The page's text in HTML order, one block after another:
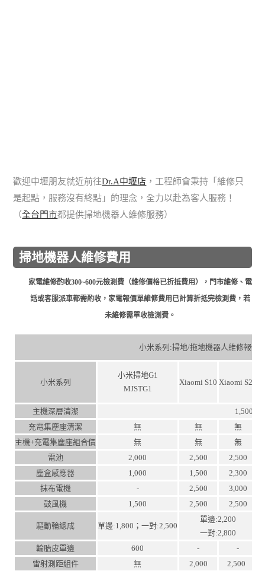
歡迎中壢朋友就近前往Dr.A中壢店 ，工程師會秉持「維修只
是起點，服務沒有終點」的理念，全力以赴為客人服務！
（全台門市都提供掃地機器人維修服務）
掃地機器人維修費用
家電維修酌收300~600元檢測費（維修價格已折抵費用），門市維修、電
話或客服派車都需酌收，家電報價單維修費用已計算折抵完檢測費，若
未維修需單收檢測費。
小米系列:掃地/拖地機器人維修報價
小米系列
小米掃地G1
MJSTG1
Xiaomi S10 Xiaomi S20
主機深層清潔
1,500
充電集塵座清潔
無 無
無
主機+充電集塵座組合價
無 無
無
電池
2,000 2,500
2,500
塵盒感應器
1,000 1,500
2,300
抹布電機
- 2,500
3,000
鼓風機
1,500 2,500 2,500
驅動輪總成 單邊:1,800；一對:2,500
單邊:2,200
一對:2,800
輪胎皮單邊
600 -
-
雷射測距組件
無 2,000
2,500